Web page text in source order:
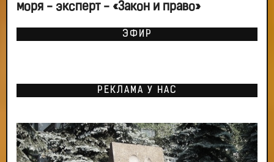
моря - эксперт - «Закон и право»
ЭФИР
РЕКЛАМА У НАС